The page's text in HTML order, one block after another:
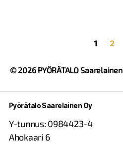
1 2
© 2026 PYÖRÄTALO
Pyörätalo Saarelainen Oy
Y-tunnus: 0984423-4
Ahokaari 6